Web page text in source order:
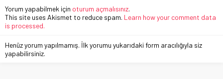
Yorum yapabilmek için oturum açmalısınız.
This site uses Akismet to reduce spam. Learn how your comment data
is processed.
Henüz yorum yapılmamış. İlk yorumu yukarıdaki form aracılığıyla siz
yapabilirsiniz.